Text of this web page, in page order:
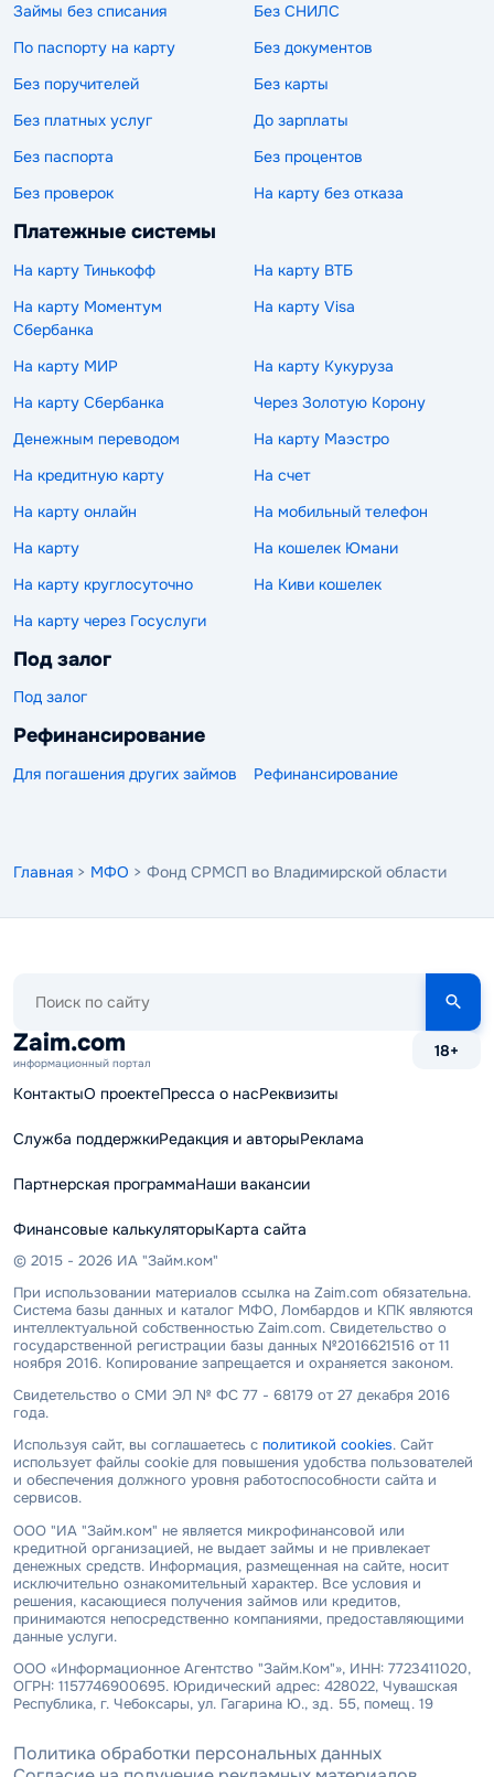
Займы без списания
Без СНИЛС
По паспорту на карту
Без документов
Без поручителей
Без карты
Без платных услуг
До зарплаты
Без паспорта
Без процентов
Без проверок
На карту без отказа
Платежные системы
На карту Тинькофф
На карту ВТБ
На карту Моментум
Сбербанка
На карту Visa
На карту МИР
На карту Кукуруза
На карту Сбербанка
Через Золотую Корону
Денежным переводом
На карту Маэстро
На кредитную карту
На счет
На карту онлайн
На мобильный телефон
На карту
На кошелек Юмани
На карту круглосуточно
На Киви кошелек
На карту через Госуслуги
Под залог
Под залог
Рефинансирование
Для погашения других займов Рефинансирование
Главная > МФО > Фонд СРМСП во Владимирской области
сайту
Zaim.com
информационный портал
18+
КонтактыО проектеПресса о насРеквизиты
Служба поддержкиРедакция и авторыРеклама
Партнерская программаНаши вакансии
Финансовые калькуляторыКарта сайта
© 2015 - 2026 ИА "Займ.ком"
При использовании материалов ссылка на Zaim.com обязательна.
Система базы данных и каталог МФО, Ломбардов и КПК являются
интеллектуальной собственностью Zaim.com. Свидетельство о
государственной регистрации базы данных №2016621516 от 11
ноября 2016. Копирование запрещается и охраняется законом.
Свидетельство о СМИ ЭЛ № ФС 77 - 68179 от 27 декабря 2016
года.
Используя сайт, вы соглашаетесь с политикой cookies. Сайт
использует файлы cookie для повышения удобства пользователей
и обеспечения должного уровня работоспособности сайта и
сервисов.
ООО "ИА "Займ.ком" не является микрофинансовой или
кредитной организацией, не выдает займы и не привлекает
денежных средств. Информация, размещенная на сайте, носит
исключительно ознакомительный характер. Все условия и
решения, касающиеся получения займов или кредитов,
принимаются непосредственно компаниями, предоставляющими
данные услуги.
ООО «Информационное Агентство "Займ.Ком"», ИНН: 7723411020,
ОГРН: 1157746900695. Юридический адрес: 428022, Чувашская
Республика, г. Чебоксары, ул. Гагарина Ю., зд. 55, помещ. 19
Политика обработки персональных данных